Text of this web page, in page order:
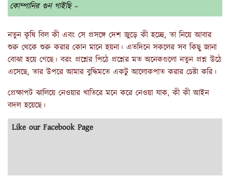
কোম্পানির গুন গাইছি –
নতুন কৃষি বিল কী এবং সে প্রসঙ্গে দেশ জুড়ে কী হচ্ছে, তা নিয়ে আবার
শুরু থেকে শুরু করার কোন মানে হয়না। এতদিনে সকলের সব কিছু জানা
বোঝা হয়ে গেছে। বরং প্রশ্নের পিঠে প্রশ্নের মত অনেকগুলো নতুন প্রশ্ন উঠে
এসেছে, তার উপরে আমার বুদ্ধিমতে একটু আলোকপাত করার চেষ্টা করি।
প্রেক্ষাপট ঝালিয়ে নেওয়ার খাতিরে মনে করে নেওয়া যাক, কী কী আইন
বদল হয়েছে।
Like our Facebook Page